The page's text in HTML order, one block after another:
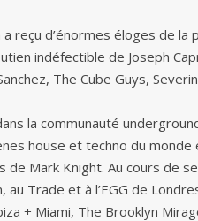
a reçu d’énormes éloges de
indéfectible de Joseph
The Cube Guys,
la communauté
house et techno du
de Mark Knight. Au cours de
au Trade et à l’EGG de
+ Miami, The Brooklyn